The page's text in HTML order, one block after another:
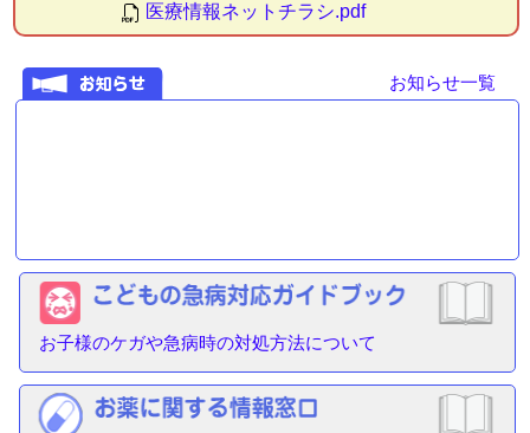
医療情報ネットチラシ.pdf
お知らせ一覧
お子様のケガや急病時の対処方法について